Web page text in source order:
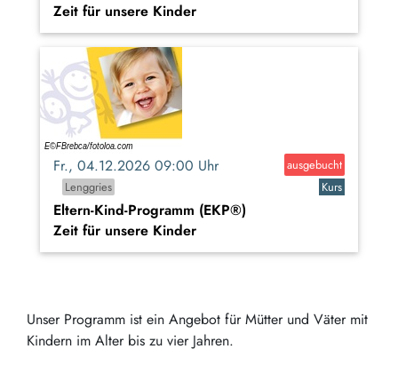
Zeit für unsere Kinder
Fr., 04.12.2026 09:00 Uhr
ausgebucht
Lenggries
Kurs
Eltern-Kind-Programm (EKP®)
Zeit für unsere Kinder
Unser Programm ist ein Angebot für Mütter und Väter mit
Kindern im Alter bis zu vier Jahren.